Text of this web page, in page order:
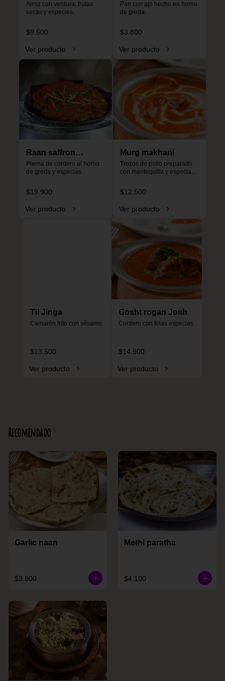
Arroz con verdura, frutas
secas y especies.
$9.500
Ver producto
Pan con ajo hecho en horno
de greda.
$3.800
Ver producto
Raan saffron
special
Pierna de cordero al horno
de greda y especias.
$19.900
Ver producto
Murg makhani
Trozos de pollo preparado
con mantequilla y especias,
picante.
$12.500
Ver producto
Til Jinga
Camarón frito con sésamo.
$13.500
Ver producto
Gosht rogan Josh
Cordero con finas especias.
$14.900
Ver producto
Recomendado
Garlic naan
$3.800
Methi paratha
$4.100